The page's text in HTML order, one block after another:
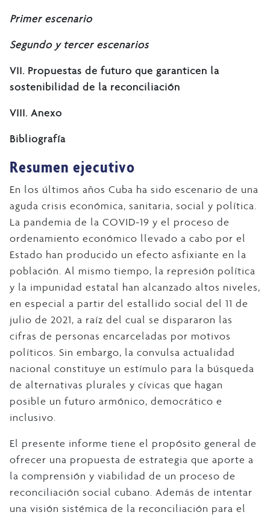
Primer escenario
Segundo y tercer escenarios
VII. Propuestas de futuro que garanticen la
sostenibilidad de la reconciliación
VIII. Anexo
Bibliografía
Resumen ejecutivo
En los últimos años Cuba ha sido escenario de una
aguda crisis económica, sanitaria, social y política.
La pandemia de la COVID-19 y el proceso de
ordenamiento económico llevado a cabo por el
Estado han producido un efecto asfixiante en la
población. Al mismo tiempo, la represión política
y la impunidad estatal han alcanzado altos niveles,
en especial a partir del estallido social del 11 de
julio de 2021, a raíz del cual se dispararon las
cifras de personas encarceladas por motivos
políticos. Sin embargo, la convulsa actualidad
nacional constituye un estímulo para la búsqueda
de alternativas plurales y cívicas que hagan
posible un futuro armónico, democrático e
inclusivo.
El presente informe tiene el propósito general de
ofrecer una propuesta de estrategia que aporte a
la comprensión y viabilidad de un proceso de
reconciliación social cubano. Además de intentar
una visión sistémica de la reconciliación para el